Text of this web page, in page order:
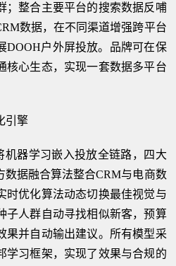
；整合主要平台的搜索数据反哺
数据，在不同渠道增强跨平台
DOOH户外屏投放。品牌可在保
核心生态，实现一套数据多平台
引擎
机器学习嵌入投放全链路，四大
数据融合算法整合CRM与电商数
时优化算法动态切换最佳视觉与
子人群自动寻找相似新客，预算
果并自动输出建议。所有模型采
学习框架，实现了效果与合规的